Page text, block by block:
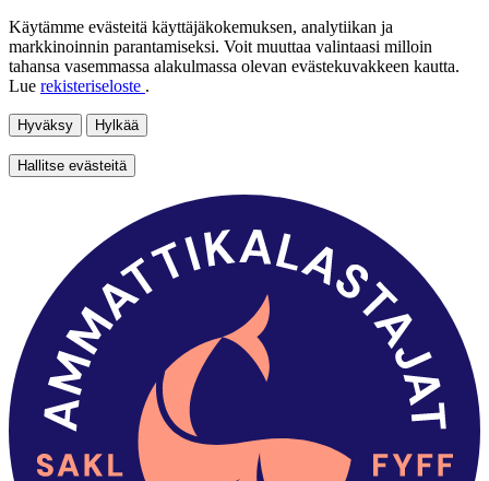
Käytämme evästeitä käyttäjäkokemuksen, analytiikan ja
markkinoinnin parantamiseksi. Voit muuttaa valintaasi milloin
tahansa vasemmassa alakulmassa olevan evästekuvakkeen kautta.
Lue rekisteriseloste .
Hyväksy Hylkää
Hallitse evästeitä